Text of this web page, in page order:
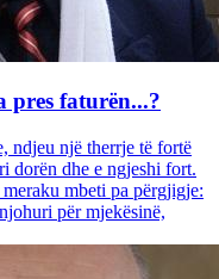
faturën...?
ndjeu një therrje të fortë
dorën dhe e ngjeshi fort.
mbeti pa përgjigje:
për mjekësinë,